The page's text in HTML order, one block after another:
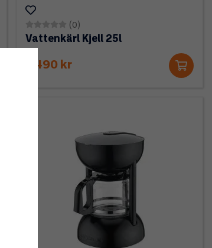
(0)
Vattenkärl Kjell 25l
1 490 kr